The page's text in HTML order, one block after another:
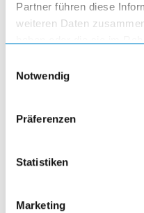
Partner führen diese
weiteren Daten
Notwendig
Präferenzen
Statistiken
Marketing
Portaetichette (LxA)